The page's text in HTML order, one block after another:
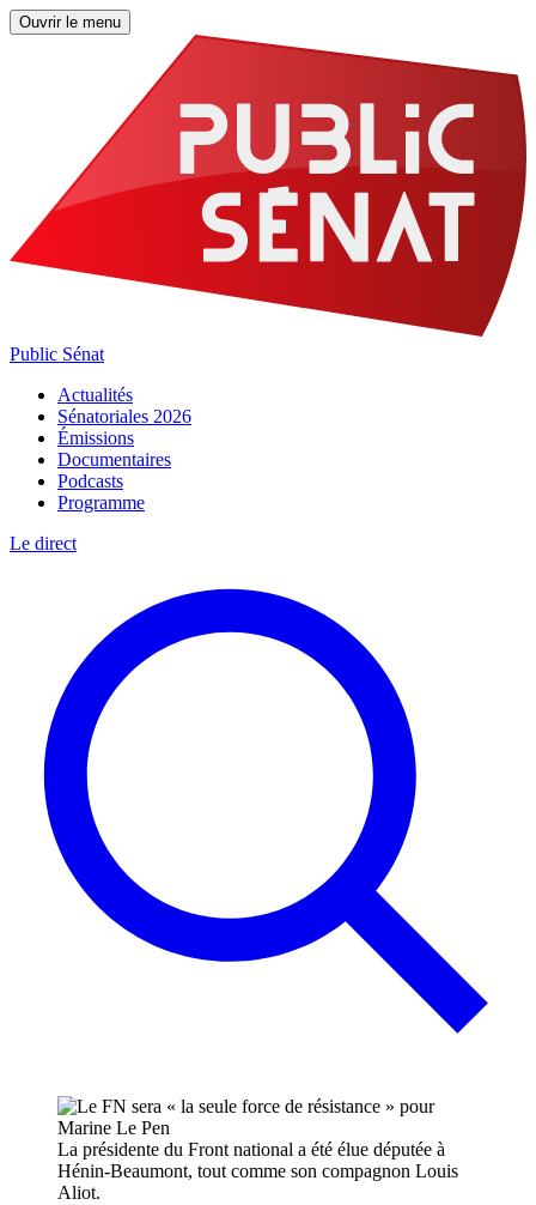
Ouvrir le menu
Public Sénat
Actualités
Sénatoriales 2026
Émissions
Documentaires
Podcasts
Programme
Le direct
La présidente du Front national a été élue députée à
Hénin-Beaumont, tout comme son compagnon Louis
Aliot.